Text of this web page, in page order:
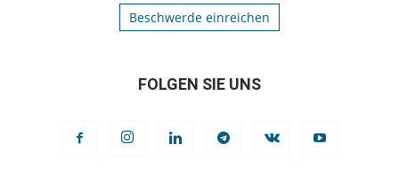
Beschwerde einreichen
FOLGEN SIE UNS